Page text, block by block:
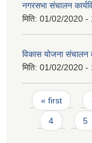
नगरसभा संचालन
मिति: 01/02/2020 -
विकास योजना संचालन
मिति: 01/02/2020 -
Pages
« first
4 5